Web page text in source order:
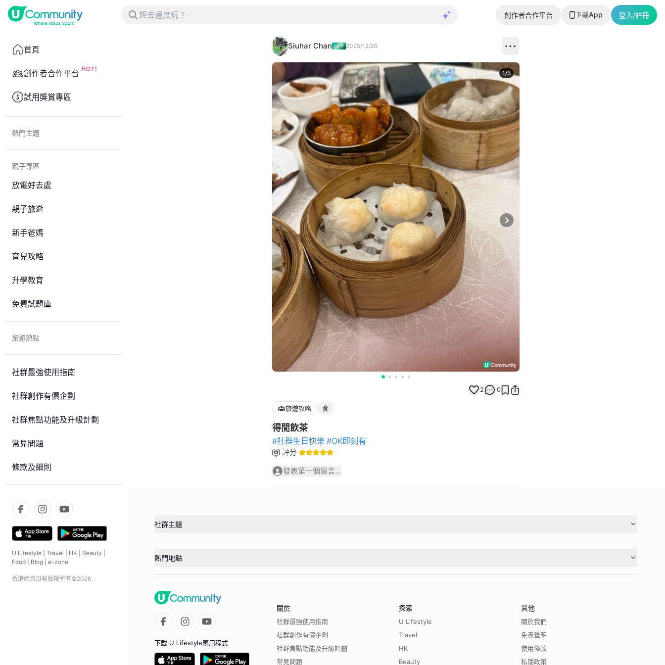
創作者合作平台 下載App 登入/註冊
首頁
創作者合作平台
試用獎賞專區
熱門主題
親子專區
放電好去處
親子旅遊
新手爸媽
育兒攻略
升學教育
免費試題庫
旅遊熱點
社群最強使用指南
社群創作有價企劃
社群焦點功能及升級計劃
常見問題
條款及細則
U Lifestyle Travel HK Beauty
Food
Blog e-zone
香港經濟日報版權所有©2026
Siuhar Chan 2025/12/26
Next slide
1/5
2 0
旅遊攻略 食
得閒飲茶
#社群生日快樂 #OK即刻有
評分
發表第一個留言...
社群主題
熱門地點
下載 U Lifestyle應用程式
關於
社群最強使用指南
社群創作有價企劃
社群焦點功能及升級計劃
常見問題
探索
U Lifestyle
Travel
HK
Beauty
其他
關於我們
免責聲明
使用條款
私隱政策